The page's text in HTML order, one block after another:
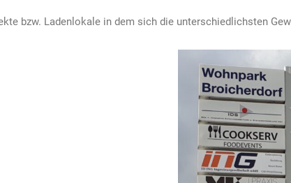
bzw. Ladenlokale in dem sich die unterschiedlichsten